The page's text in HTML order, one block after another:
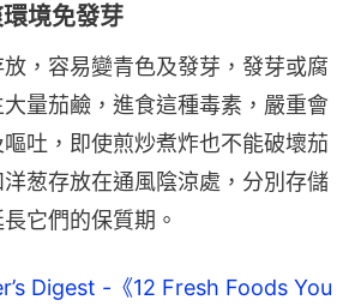
境免發芽
，容易變青色及發芽，發芽或腐
量茄鹼，進食這種毒素，嚴重會
吐，即使煎炒煮炸也不能破壞茄
葱存放在通風陰涼處，分別存儲
它們的保質期。
Digest -《12 Fresh Foods You